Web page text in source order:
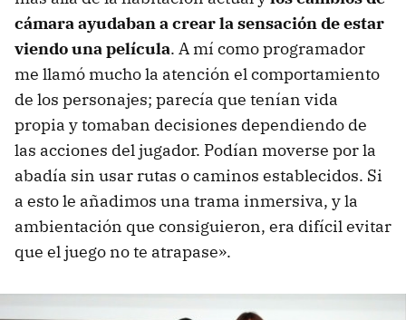
cámara ayudaban a crear la sensación de estar
viendo una película. A mí como programador
me llamó mucho la atención el comportamiento
de los personajes; parecía que tenían vida
propia y tomaban decisiones dependiendo de
las acciones del jugador. Podían moverse por la
abadía sin usar rutas o caminos establecidos. Si
a esto le añadimos una trama inmersiva, y la
ambientación que consiguieron, era difícil evitar
que el juego no te atrapase».